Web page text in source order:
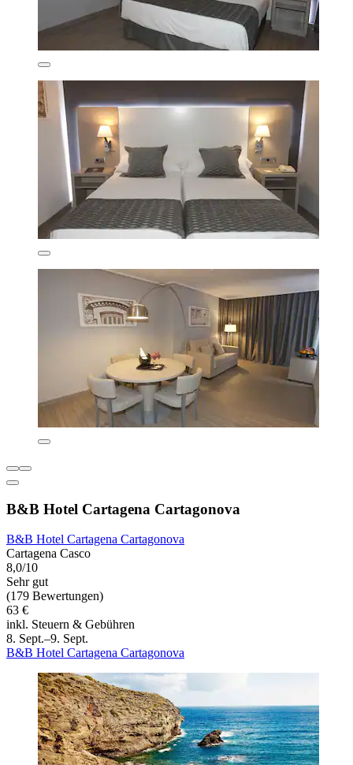
B&B Hotel Cartagena Cartagonova
B&B Hotel Cartagena Cartagonova
Cartagena Casco
8,0/10
Sehr gut
(179 Bewertungen)
63 €
inkl. Steuern & Gebühren
8. Sept.–9. Sept.
B&B Hotel Cartagena Cartagonova